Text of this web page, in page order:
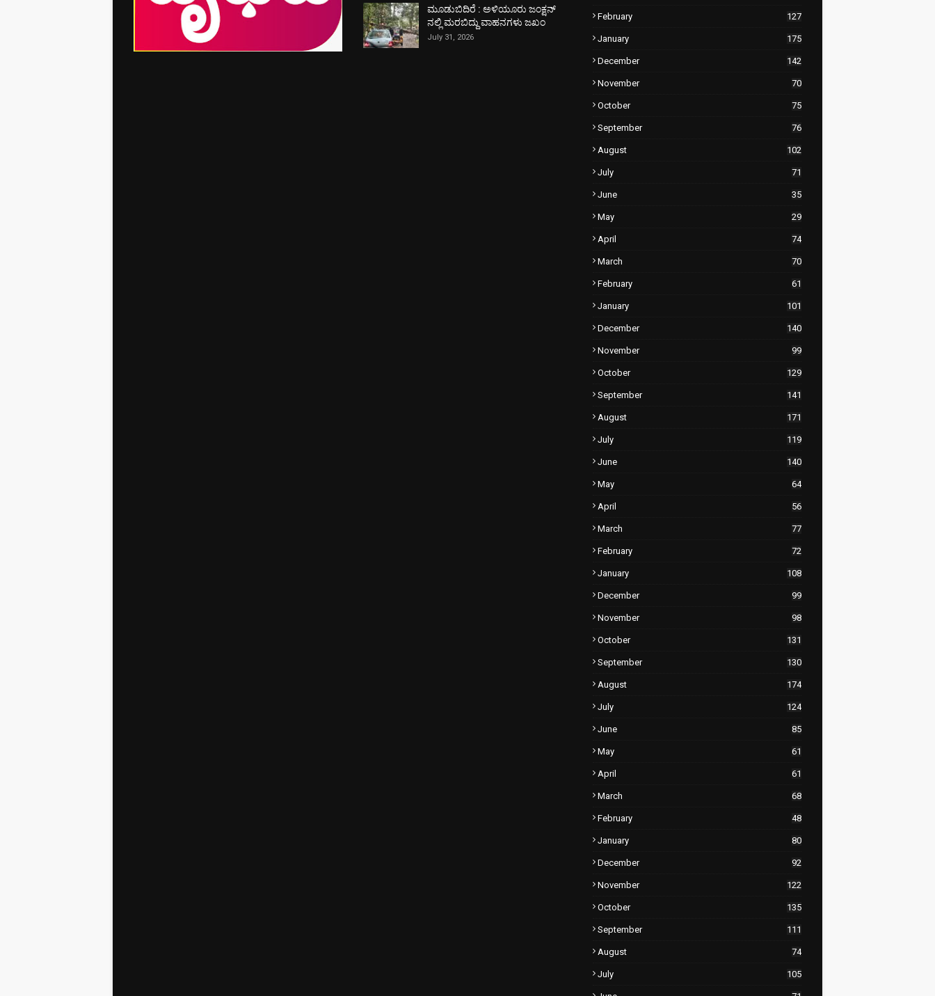
ಮೂಡುಬಿದಿರೆ : ಅಳಿಯೂರು ಜಂಕ್ಷನ್
ನಲ್ಲಿ ಮರಬಿದ್ದು ವಾಹನಗಳು ಜಖಂ
July 31, 2026
February 127
January 175
December 142
November 70
October 75
September 76
August 102
July 71
June 35
May 29
April 74
March 70
February 61
January 101
December 140
November 99
October 129
September 141
August 171
July 119
June 140
May 64
April 56
March 77
February 72
January 108
December 99
November 98
October 131
September 130
August 174
July 124
June 85
May 61
April 61
March 68
February 48
January 80
December 92
November 122
October 135
September 111
August 74
July 105